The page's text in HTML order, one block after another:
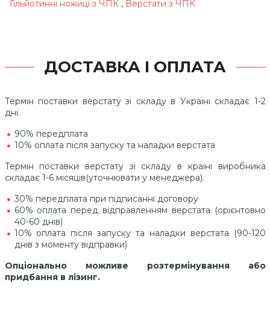
Гільйотинні ножиці з ЧПК , Верстати з ЧПК
ДОСТАВКА І ОПЛАТА
Термін поставки верстату зі складу в Україні складає 1-2
дні.
90% передплата
10% оплата після запуску та наладки верстата
Термін поставки верстату зі складу в країні виробника
складає 1-6 місяців(уточнювати у менеджера).
30% передплата при підписанні договору
60% оплата перед відправленням верстата (орієнтовно
40-60 днів)
10% оплата після запуску та наладки верстата (90-120
днів з моменту відправки)
Опціонально можливе розтермінування або
придбання в лізинг.